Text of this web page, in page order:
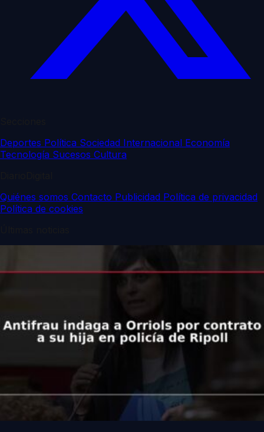
Deportes Política Sociedad Internacional Economía
Tecnología Sucesos Cultura
Quiénes somos Contacto Publicidad Política de privacidad
Política de cookies